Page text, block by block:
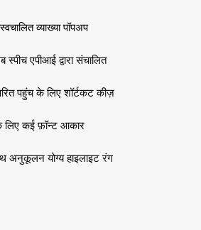
व्याख्या पॉपअप
एपीआई द्वारा संचालित
पहुंच के लिए शॉर्टकट कीज़
लिए कई फ़ॉन्ट आकार
अनुकूलन योग्य हाइलाइट रंग